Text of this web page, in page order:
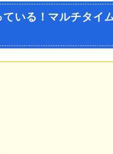
いる！マルチタイ